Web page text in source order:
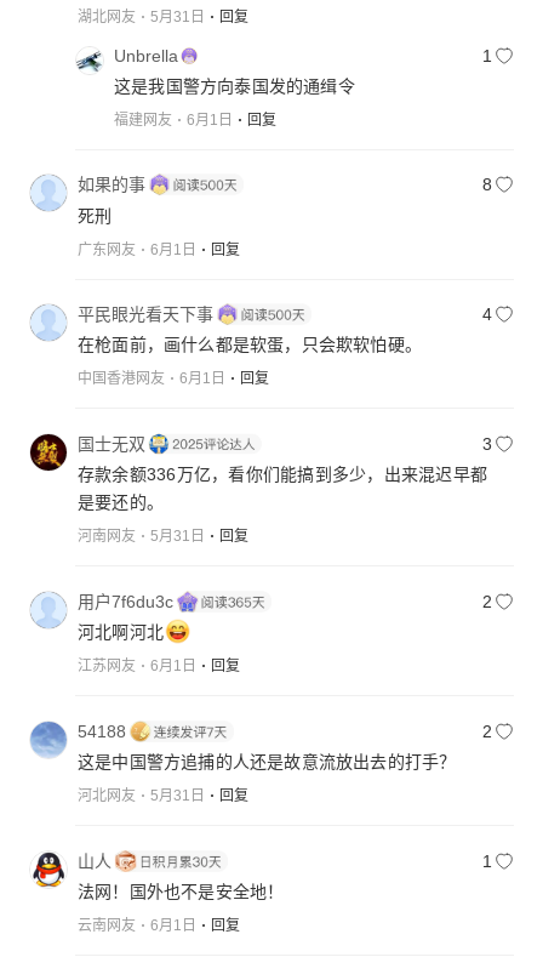
湖北网友 5月31日 回复
Unbrella
1
这是我国警方向泰国发的通缉令
福建网友 6月1日 回复
如果的事
8
死刑
广东网友 6月1日 回复
平民眼光看天下事
4
在枪面前，画什么都是软蛋，只会欺软怕硬。
中国香港网友 6月1日 回复
国士无双
3
存款余额336万亿，看你们能搞到多少，出来混迟早都
是要还的。
河南网友 5月31日 回复
用户7f6du3c
2
河北啊河北
江苏网友 6月1日 回复
54188
2
这是中国警方追捕的人还是故意流放出去的打手？
河北网友 5月31日 回复
山人
1
法网！国外也不是安全地！
云南网友 6月1日 回复